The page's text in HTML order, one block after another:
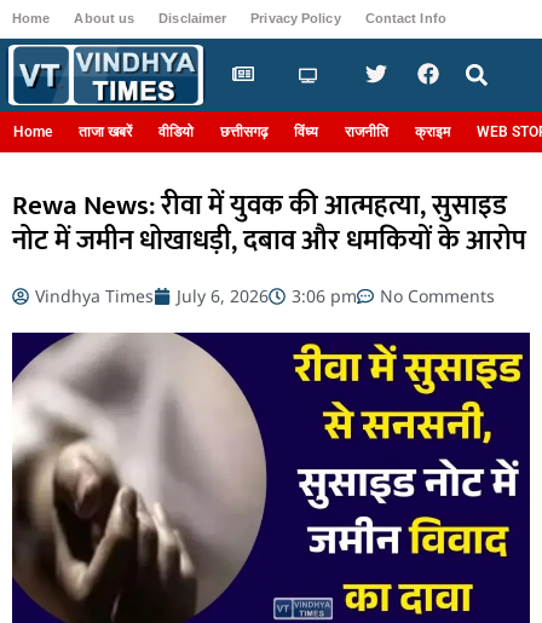
Home About us Disclaimer Privacy Policy Contact Info
Home ताजा खबरें वीडियो छत्तीसगढ़ विंध्य राजनीति क्राइम WEB
Rewa News: रीवा में युवक की आत्महत्या, सुसाइड
नोट में जमीन धोखाधड़ी, दबाव और धमकियों के आरोप
Vindhya Times July 6, 2026 3:06 pm No Comments